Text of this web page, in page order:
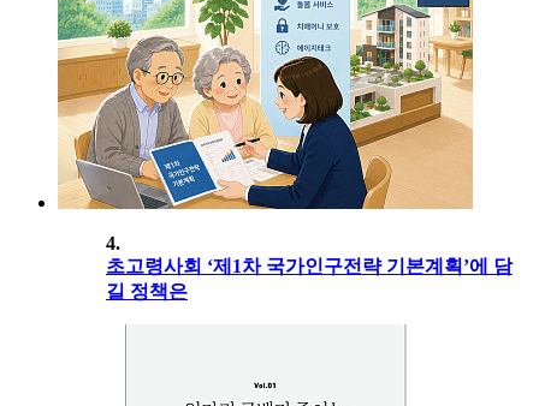
4.
초고령사회 ‘제1차 국가인구전략 기본계획’에 담
길 정책은